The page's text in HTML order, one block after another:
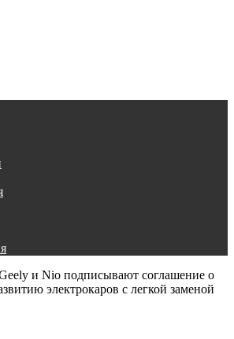
и Nio подписывают соглашение о
электрокаров с легкой заменой